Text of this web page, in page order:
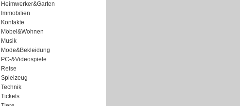
Heimwerker&Garten
Immobilien
Kontakte
Möbel&Wohnen
Musik
Mode&Bekleidung
PC-&Videospiele
Reise
Spielzeug
Technik
Tickets